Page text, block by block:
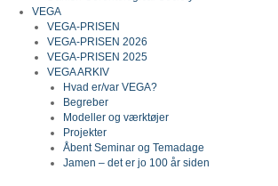
VEGA
VEGA-PRISEN
VEGA-PRISEN 2026
VEGA-PRISEN 2025
VEGA ARKIV
Hvad er/var VEGA?
Begreber
Modeller og værktøjer
Projekter
Åbent Seminar og Temadage
Jamen – det er jo 100 år siden